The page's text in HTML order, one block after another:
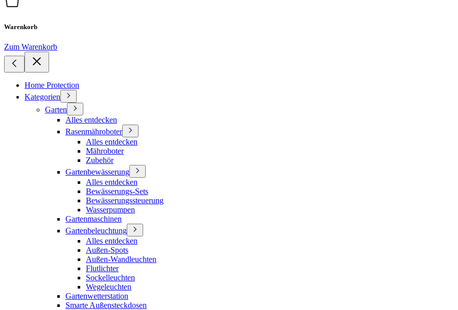
Warenkorb
Zum Warenkorb
Home Protection
Kategorien
Garten
Alles entdecken
Rasenmähroboter
Alles entdecken
Mähroboter
Zubehör
Gartenbewässerung
Alles entdecken
Bewässerungs-Sets
Bewässerungssteuerung
Wasserpumpen
Gartenmaschinen
Gartenbeleuchtung
Alles entdecken
Außen-Spots
Außen-Wandleuchten
Flutlichter
Sockelleuchten
Wegeleuchten
Gartenwetterstation
Smarte Außensteckdosen